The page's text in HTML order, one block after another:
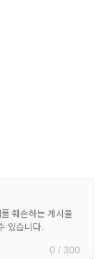
0 / 300